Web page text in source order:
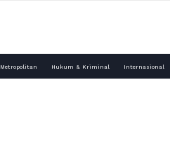
Metropolitan Hukum & Kriminal Internasional